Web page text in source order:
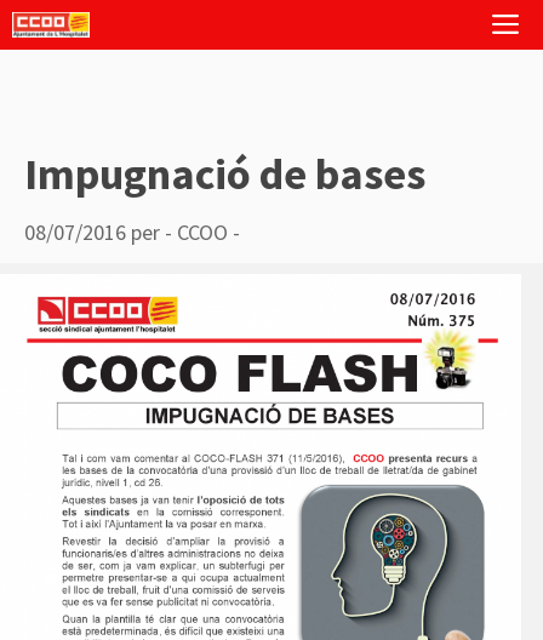
Vés
al
Impugnació de bases
08/07/2016 per - CCOO -